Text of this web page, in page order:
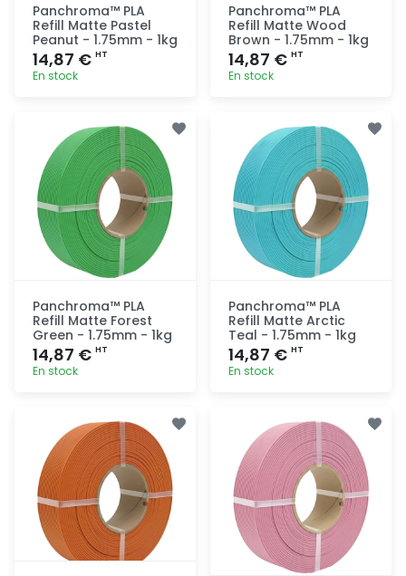
Panchroma™ PLA
Refill Matte Pastel
Peanut - 1.75mm - 1kg
14,87 € HT
En stock
rapide
Panchroma™ PLA
Refill Matte Wood
Brown - 1.75mm - 1kg
14,87 € HT
En stock
rapide
Panchroma™ PLA
Refill Matte Forest
Green - 1.75mm - 1kg
14,87 € HT
En stock
rapide
Panchroma™ PLA
Refill Matte Arctic
Teal - 1.75mm - 1kg
14,87 € HT
En stock
rapide